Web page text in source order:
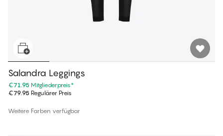
Salandra Leggings
€71.95 Mitgliederpreis*
€79.95 Regulärer Preis
Weitere Farben verfügbar